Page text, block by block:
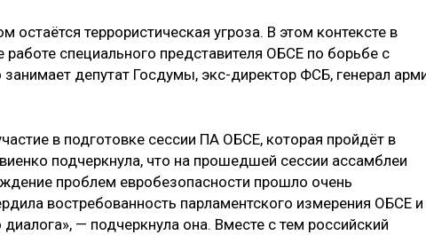
террористическая угроза. В этом контексте в
специального представителя ОБСЕ по борьбе с
депутат Госдумы, экс-директор ФСБ, генерал
в подготовке сессии ПА ОБСЕ, которая пройдёт в
подчеркнула, что на прошедшей сессии ассамблеи
проблем евробезопасности прошло очень
востребованность парламентского измерения ОБСЕ и
— подчеркнула она. Вместе с тем российский